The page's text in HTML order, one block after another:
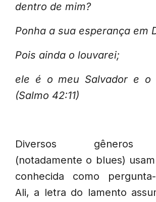
dentro de mim?
Ponha a sua esperança em
Pois ainda o louvarei;
ele é o meu Salvador e o
(Salmo 42:11)
Diversos gêneros
(notadamente o blues)
conhecida como
Ali, a letra do lamento